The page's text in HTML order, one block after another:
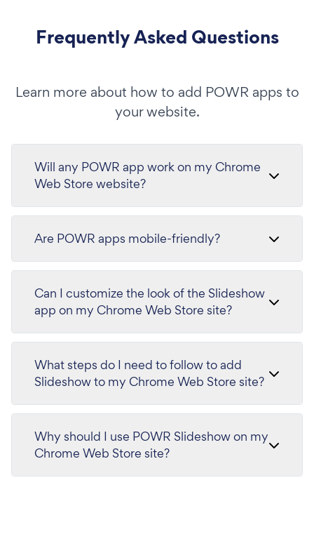
Frequently Asked Questions
Learn more about how to add POWR apps to
your website.
Will any POWR app work on my Chrome
Web Store website?
Are POWR apps mobile-friendly?
Can I customize the look of the Slideshow
app on my Chrome Web Store site?
What steps do I need to follow to add
Slideshow to my Chrome Web Store site?
Why should I use POWR Slideshow on my
Chrome Web Store site?